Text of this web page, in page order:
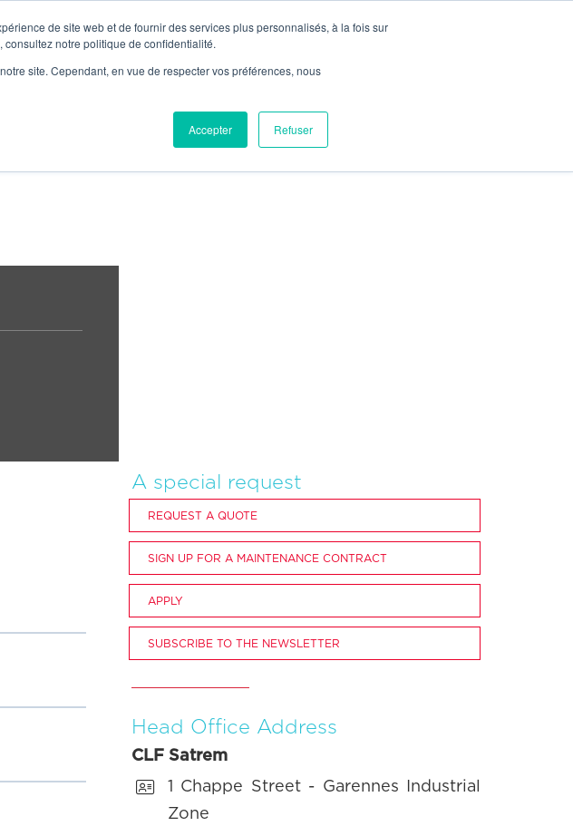
de site web et de fournir des services plus personnalisés, à la fois sur
notre politique de confidentialité.
site. Cependant, en vue de respecter vos préférences, nous
Accepter Refuser
Get to Know Us Join Us Contact News  Contact
A special request
REQUEST A QUOTE
SIGN UP FOR A MAINTENANCE CONTRACT
APPLY
SUBSCRIBE TO THE NEWSLETTER
Head Office Address
CLF Satrem

1 Chappe Street - Garennes Industrial
Zone